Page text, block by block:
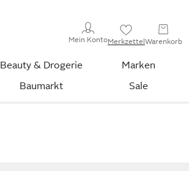
Mein KontoMerkzettelWarenkorb
Beauty & Drogerie
Marken
Baumarkt Sale